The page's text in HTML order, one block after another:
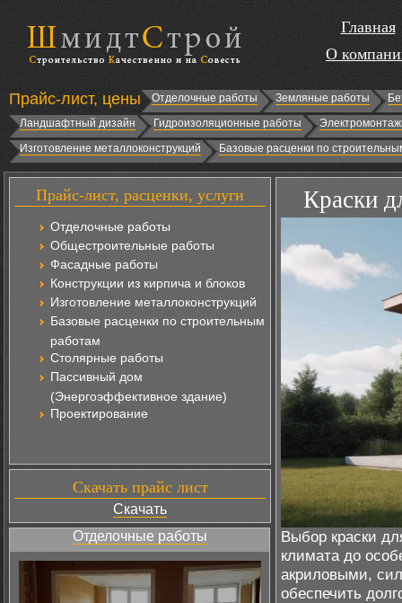
Главная
О
Прайс-лист, цены Отделочные работы Земляные работы
Ландшафтный дизайн
Гидроизоляционные работы
Изготовление металлоконструкций
Базовые расценки по
Прайс-лист, расценки, услуги
Отделочные работы
Общестроительные работы
Фасадные работы
Конструкции из кирпича и блоков
Изготовление металлоконструкций
Базовые расценки по строительным
работам
Столярные работы
Пассивный дом
(Энергоэффективное здание)
Проектирование
Скачать прайс лист
Скачать
Отделочные работы
Краски
Выбор краски
климата до
акриловыми,
обеспечить